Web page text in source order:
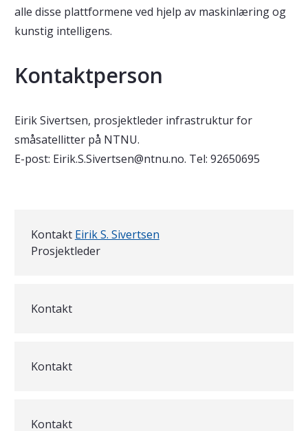
alle disse plattformene ved hjelp av maskinlæring og
kunstig intelligens.
Kontaktperson
Eirik Sivertsen, prosjektleder infrastruktur for
småsatellitter på NTNU.
E-post: Eirik.S.Sivertsen@ntnu.no. Tel: 92650695
Kontakt Eirik S. Sivertsen
Prosjektleder
Kontakt
Kontakt
Kontakt